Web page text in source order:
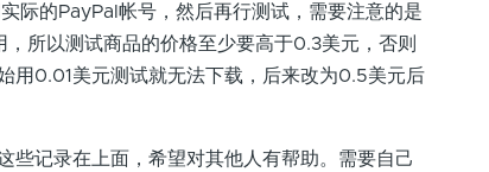
的PayPal帐号，然后再行测试，需要注意的是
所以测试商品的价格至少要高于0.3美元，否则
用0.01美元测试就无法下载，后来改为0.5美元后
记录在上面，希望对其他人有帮助。需要自己